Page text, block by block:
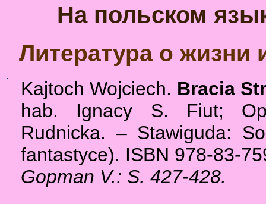
На польском
Литература о жизни
Kajtoch Wojciech. Bracia
hab. Ignacy S. Fiut;
Rudnicka. – Stawiguda:
fantastyce). ISBN 978-83-
Gopman V.: S. 427-428.